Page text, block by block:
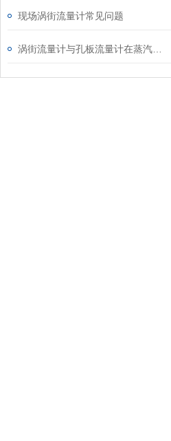
现场涡街流量计常见问题